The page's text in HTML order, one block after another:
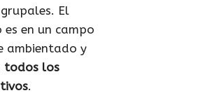
El
en un campo
ambientado y
todos los
.